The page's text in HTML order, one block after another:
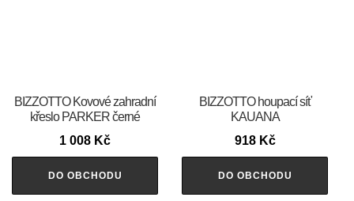
BIZZOTTO Kovové zahradní
křeslo PARKER černé
1 008 Kč
DO OBCHODU
BIZZOTTO houpací síť
KAUANA
918 Kč
DO OBCHODU